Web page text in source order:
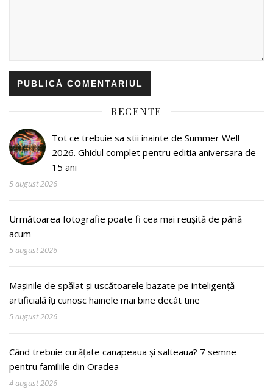
RECENTE
Tot ce trebuie sa stii inainte de Summer Well
2026. Ghidul complet pentru editia aniversara de
15 ani
5 august 2026
Următoarea fotografie poate fi cea mai reușită de până
acum
5 august 2026
Mașinile de spălat și uscătoarele bazate pe inteligență
artificială îți cunosc hainele mai bine decât tine
5 august 2026
Când trebuie curățate canapeaua și salteaua? 7 semne
pentru familiile din Oradea
4 august 2026